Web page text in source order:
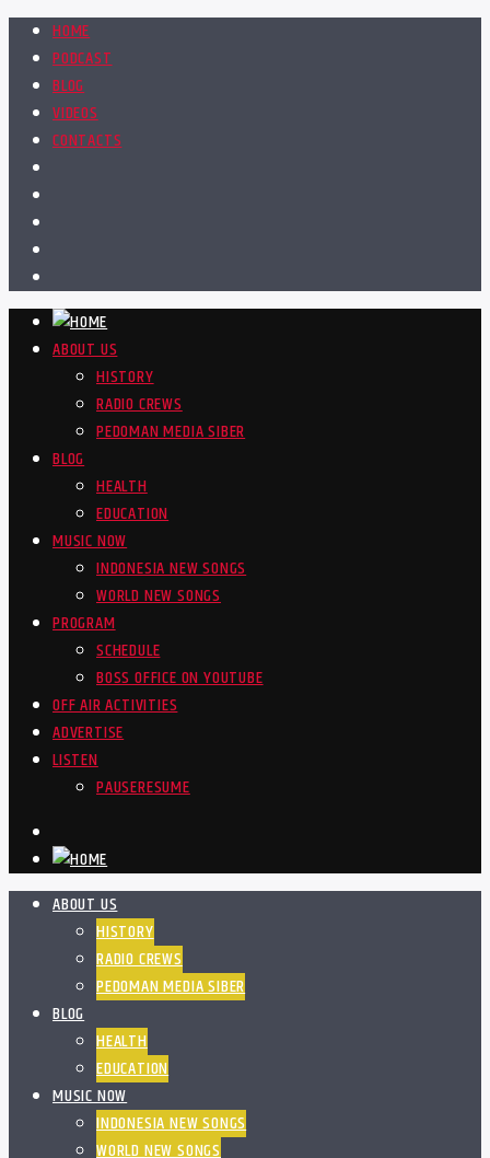
HOME
PODCAST
BLOG
VIDEOS
CONTACTS
ABOUT US
HISTORY
RADIO CREWS
PEDOMAN MEDIA SIBER
BLOG
HEALTH
EDUCATION
MUSIC NOW
INDONESIA NEW SONGS
WORLD NEW SONGS
PROGRAM
SCHEDULE
BOSS OFFICE ON YOUTUBE
OFF AIR ACTIVITIES
ADVERTISE
LISTEN
PAUSERESUME
ABOUT US
HISTORY
RADIO CREWS
PEDOMAN MEDIA SIBER
BLOG
HEALTH
EDUCATION
MUSIC NOW
INDONESIA NEW SONGS
WORLD NEW SONGS